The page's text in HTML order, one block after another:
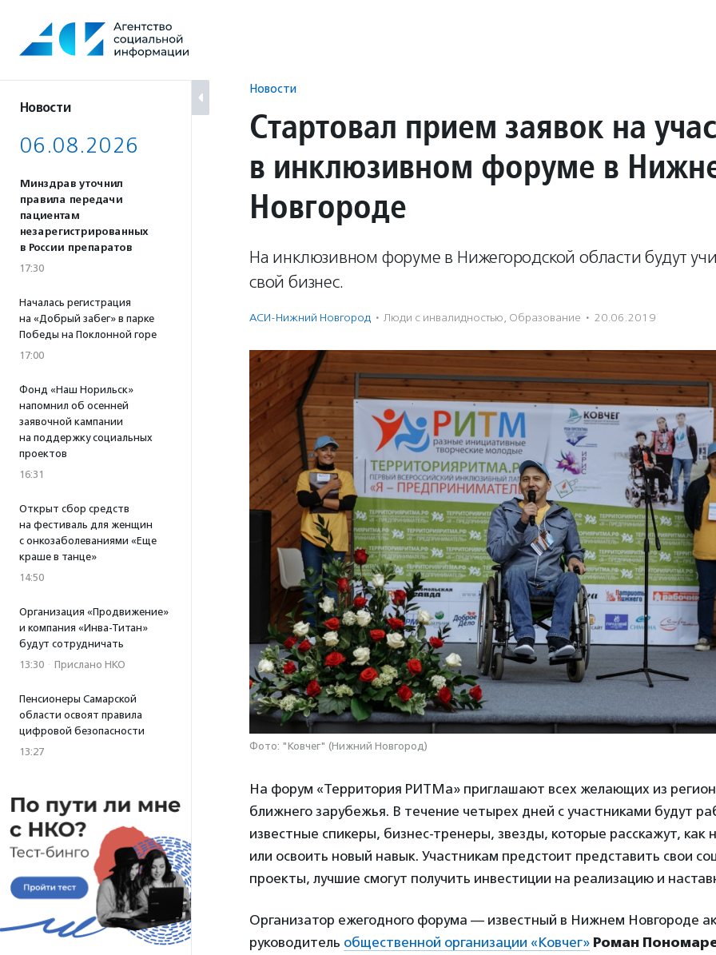
содержанию
Новости
06.08.2026
Минздрав уточнил
правила передачи
пациентам
незарегистрированных
в России препаратов
17:30
Началась регистрация
на «Добрый забег» в парке
Победы на Поклонной горе
17:00
Фонд «Наш Норильск»
напомнил об осенней
заявочной кампании
на поддержку социальных
проектов
16:31
Открыт сбор средств
на фестиваль для женщин
с онкозаболеваниями «Еще
краше в танце»
14:50
Организация «Продвижение»
и компания «Инва-Титан»
будут сотрудничать
13:30 · Прислано НКО
Пенсионеры Самарской
области освоят правила
цифровой безопасности
13:27
Новости
Стартовал прием заявок на
в инклюзивном форуме в
Новгороде
На инклюзивном форуме в Нижегородской области будут
свой бизнес.
АСИ-Нижний Новгород · Люди с инвалидностью, Образование · 20.06.2019
Фото: "Ковчег" (Нижний Новгород)
На форум «Территория РИТМа» приглашают всех желающих из
ближнего зарубежья. В течение четырех дней с участниками будут
известные спикеры, бизнес-тренеры, звезды, которые расскажут, как
или освоить новый навык. Участникам предстоит представить свои
проекты, лучшие смогут получить инвестиции на реализацию и
Организатор ежегодного форума — известный в Нижнем Новгороде
руководитель общественной организации «Ковчег» Роман